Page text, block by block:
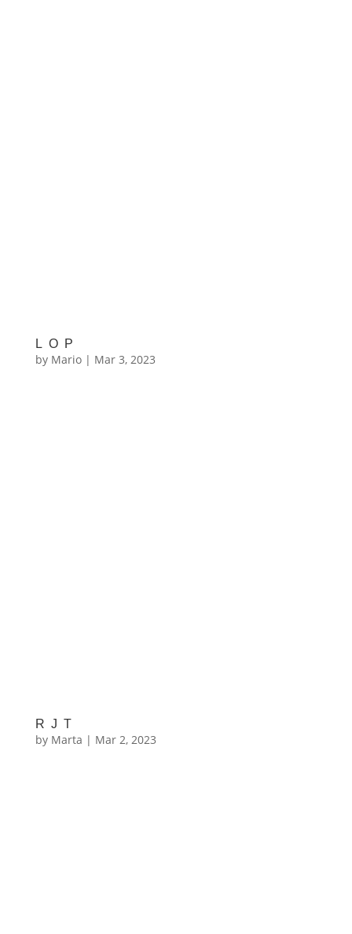
LOP
by Mario| Mar 3, 2023
RJT
by Marta | Mar 2, 2023